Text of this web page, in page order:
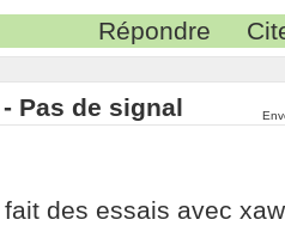
Répondre
Pas de signal
des essais avec